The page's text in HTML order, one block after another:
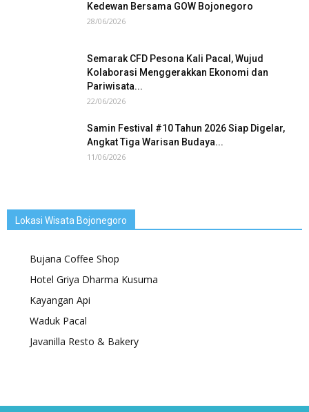
Kedewan Bersama GOW Bojonegoro
28/06/2026
Semarak CFD Pesona Kali Pacal, Wujud
Kolaborasi Menggerakkan Ekonomi dan
Pariwisata...
22/06/2026
Samin Festival #10 Tahun 2026 Siap Digelar,
Angkat Tiga Warisan Budaya...
11/06/2026
Lokasi Wisata Bojonegoro
Bujana Coffee Shop
Hotel Griya Dharma Kusuma
Kayangan Api
Waduk Pacal
Javanilla Resto & Bakery